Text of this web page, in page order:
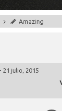
Amazing
- 21 julio, 2015